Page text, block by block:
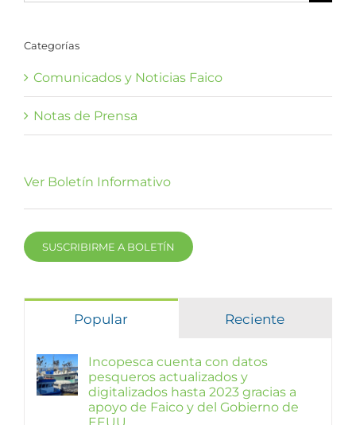
Categorías
Comunicados y Noticias Faico
Notas de Prensa
Ver Boletín Informativo
SUSCRIBIRME A BOLETÍN
Popular Reciente
Incopesca cuenta con datos
pesqueros actualizados y
digitalizados hasta 2023 gracias a
apoyo de Faico y del Gobierno de